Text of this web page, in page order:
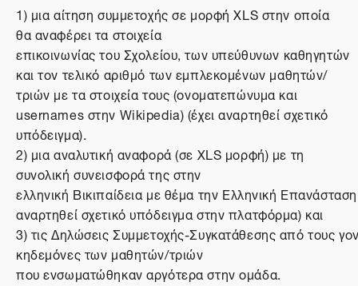
1) μια αίτηση συμμετοχής σε μορφή XLSστην οποία
θα αναφέρει τα στοιχεία
επικοινωνίαςτουΣχολείου,των υπεύθυνων καθηγητών
καιτον τελικό αριθμό τωνεμπλεκομένων μαθητών/
τριών με τα στοιχεία τους (ονοματεπώνυμα και
usernames στην Wikipedia) (έχει αναρτηθεί σχετικό
υπόδειγμα).
2) μια αναλυτική αναφορά (σε XLS μορφή) με τη
συνολική συνεισφορά της στην
ελληνική Βικιπαίδειαμεθέματην Ελληνική Επανάσταση
αναρτηθεί σχετικό υπόδειγμα στην πλατφόρμα) και
3)τιςΔηλώσειςΣυμμετοχής-Συγκατάθεσηςαπότους
κηδεμόνεςτων μαθητών/τριών
πουενσωματώθηκαναργότεραστηνομάδα.